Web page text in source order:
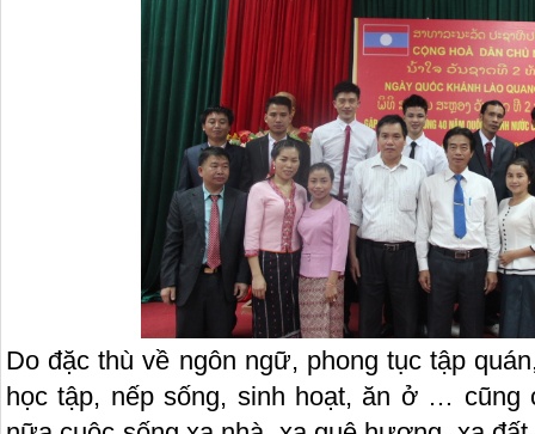
Do đặc thù về ngôn ngữ, phong tục tập
học tập, nếp sống, sinh hoạt, ăn ở … cũng